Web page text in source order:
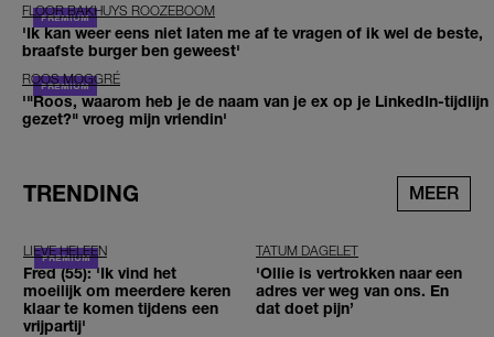
FLOOR BAKHUYS ROOZEBOOM
'Ik kan weer eens niet laten me af te vragen of ik wel de beste,
braafste burger ben geweest'
ROOS MOGGRÉ
'"Roos, waarom heb je de naam van je ex op je LinkedIn-tijdlijn
gezet?" vroeg mijn vriendin'
TRENDING MEER
LIEVE HELEEN
Fred (55): 'Ik vind het
moeilijk om meerdere keren
klaar te komen tijdens een
vrijpartij'
TATUM DAGELET
'Ollie is vertrokken naar een
adres ver weg van ons. En
dat doet pijn’